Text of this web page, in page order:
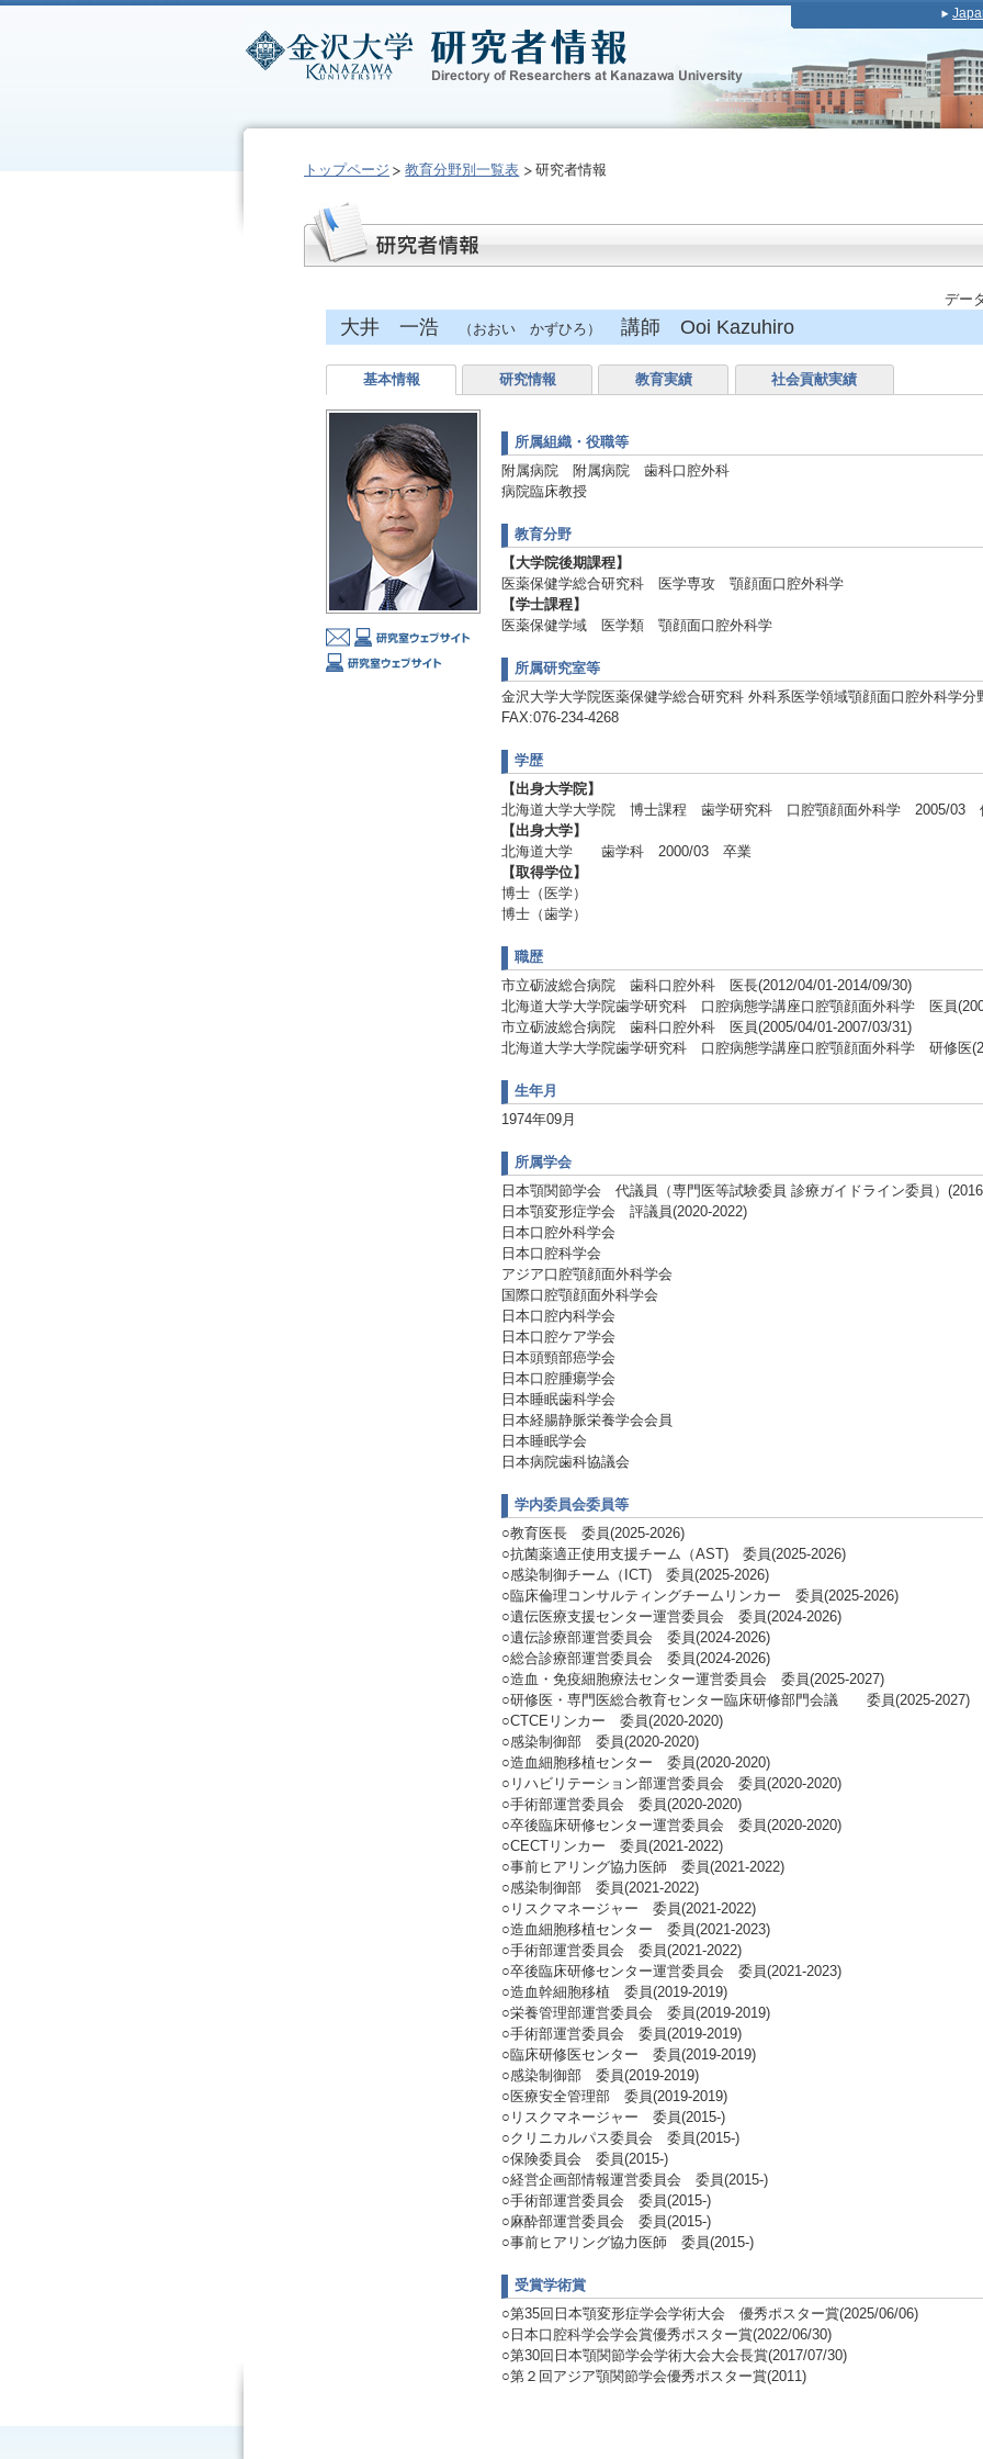
トップページ 教育分野別一覧表 研究者情報
デー
大井 一浩 （おおい かずひろ） 講師 Ooi Kazuhiro
基本情報 研究情報 教育実績 社会貢献実績
所属組織・役職等
附属病院 附属病院 歯科口腔外科
病院臨床教授
教育分野
【大学院後期課程】
医薬保健学総合研究科 医学専攻 顎顔面口腔外科学
【学士課程】
医薬保健学域 医学類 顎顔面口腔外科学
所属研究室等
金沢大学大学院医薬保健学総合研究科 外科系医学領域顎顔面口腔外科学
FAX:076-234-4268
学歴
【出身大学院】
北海道大学大学院 博士課程 歯学研究科 口腔顎顔面外科学 2005/03
【出身大学】
北海道大学 歯学科 2000/03 卒業
【取得学位】
博士（医学）
博士（歯学）
職歴
市立砺波総合病院 歯科口腔外科 医長(2012/04/01-2014/09/30)
北海道大学大学院歯学研究科 口腔病態学講座口腔顎顔面外科学 医員
市立砺波総合病院 歯科口腔外科 医員(2005/04/01-2007/03/31)
北海道大学大学院歯学研究科 口腔病態学講座口腔顎顔面外科学 研修医
生年月
1974年09月
所属学会
日本顎関節学会 代議員（専門医等試験委員 診療ガイドライン委員）
日本顎変形症学会 評議員(2020-2022)
日本口腔外科学会
日本口腔科学会
アジア口腔顎顔面外科学会
国際口腔顎顔面外科学会
日本口腔内科学会
日本口腔ケア学会
日本頭頸部癌学会
日本口腔腫瘍学会
日本睡眠歯科学会
日本経腸静脈栄養学会会員
日本睡眠学会
日本病院歯科協議会
学内委員会委員等
○教育医長 委員(2025-2026)
○抗菌薬適正使用支援チーム（AST) 委員(2025-2026)
○感染制御チーム（ICT) 委員(2025-2026)
○臨床倫理コンサルティングチームリンカー 委員(2025-2026)
○遺伝医療支援センター運営委員会 委員(2024-2026)
○遺伝診療部運営委員会 委員(2024-2026)
○総合診療部運営委員会 委員(2024-2026)
○造血・免疫細胞療法センター運営委員会 委員(2025-2027)
○研修医・専門医総合教育センター臨床研修部門会議 委員(2025-2027)
○CTCEリンカー 委員(2020-2020)
○感染制御部 委員(2020-2020)
○造血細胞移植センター 委員(2020-2020)
○リハビリテーション部運営委員会 委員(2020-2020)
○手術部運営委員会 委員(2020-2020)
○卒後臨床研修センター運営委員会 委員(2020-2020)
○CECTリンカー 委員(2021-2022)
○事前ヒアリング協力医師 委員(2021-2022)
○感染制御部 委員(2021-2022)
○リスクマネージャー 委員(2021-2022)
○造血細胞移植センター 委員(2021-2023)
○手術部運営委員会 委員(2021-2022)
○卒後臨床研修センター運営委員会 委員(2021-2023)
○造血幹細胞移植 委員(2019-2019)
○栄養管理部運営委員会 委員(2019-2019)
○手術部運営委員会 委員(2019-2019)
○臨床研修医センター 委員(2019-2019)
○感染制御部 委員(2019-2019)
○医療安全管理部 委員(2019-2019)
○リスクマネージャー 委員(2015-)
○クリニカルパス委員会 委員(2015-)
○保険委員会 委員(2015-)
○経営企画部情報運営委員会 委員(2015-)
○手術部運営委員会 委員(2015-)
○麻酔部運営委員会 委員(2015-)
○事前ヒアリング協力医師 委員(2015-)
受賞学術賞
○第35回日本顎変形症学会学術大会 優秀ポスター賞(2025/06/06)
○日本口腔科学会学会賞優秀ポスター賞(2022/06/30)
○第30回日本顎関節学会学術大会大会長賞(2017/07/30)
○第２回アジア顎関節学会優秀ポスター賞(2011)